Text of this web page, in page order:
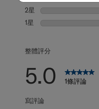
2星 星級
1星 星級
整體評分
5.0 1條評論
寫評論